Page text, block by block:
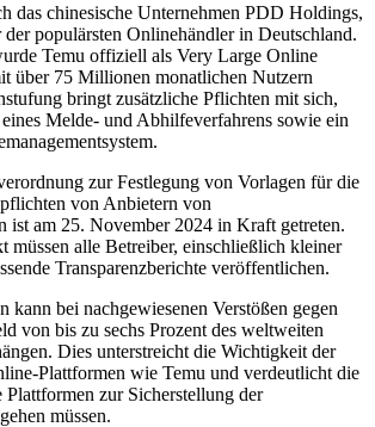
das chinesische Unternehmen PDD Holdings,
populärsten Onlinehändler in Deutschland.
Temu offiziell als Very Large Online
über 75 Millionen monatlichen Nutzern
bringt zusätzliche Pflichten mit sich,
Melde- und Abhilfeverfahrens sowie ein
zur Festlegung von Vorlagen für die
von Anbietern von
ist am 25. November 2024 in Kraft getreten.
müssen alle Betreiber, einschließlich kleiner
Transparenzberichte veröffentlichen.
bei nachgewiesenen Verstößen gegen
von bis zu sechs Prozent des weltweiten
Dies unterstreicht die Wichtigkeit der
Plattformen wie Temu und verdeutlicht die
zur Sicherstellung der
müssen.